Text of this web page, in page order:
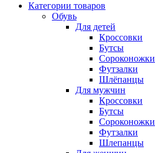
Категории товаров
Обувь
Для детей
Кроссовки
Бутсы
Сороконожки
Футзалки
Шлёпанцы
Для мужчин
Кроссовки
Бутсы
Сороконожки
Футзалки
Шлепанцы